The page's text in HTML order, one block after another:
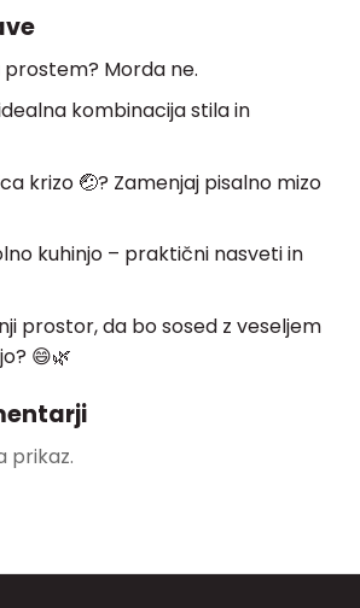
Morda ne.
kombinacija stila in
krizo 🤕? Zamenjaj pisalno mizo
kuhinjo – praktični nasveti in
prostor, da bo sosed z veseljem
😄🌿
prikaz.